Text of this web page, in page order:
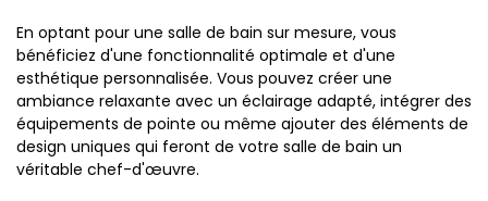
En optant pour une salle de bain sur mesure, vous
bénéficiez d'une fonctionnalité optimale et d'une
esthétique personnalisée. Vous pouvez créer une
ambiance relaxante avec un éclairage adapté, intégrer des
équipements de pointe ou même ajouter des éléments de
design uniques qui feront de votre salle de bain un
véritable chef-d'œuvre.